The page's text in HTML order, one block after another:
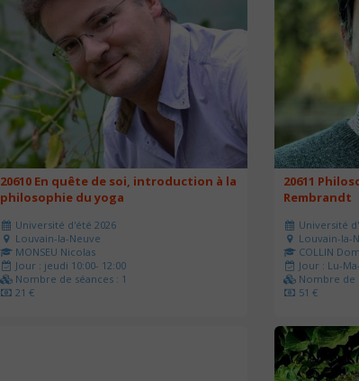
20610 En quête de soi, introduction à la
philosophie du yoga
Université d'été 2026
Louvain-la-Neuve
MONSEU Nicolas
Jour : jeudi 10:00- 12:00
Nombre de séances : 1
21 €
20611
Rembrandt
Université
Louvain-la-
COLLIN
Jour : Lu-
Nombre de
51 €